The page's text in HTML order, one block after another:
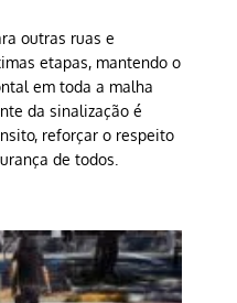
outras ruas e
etapas, mantendo o
em toda a malha
da sinalização é
reforçar o respeito
de todos.